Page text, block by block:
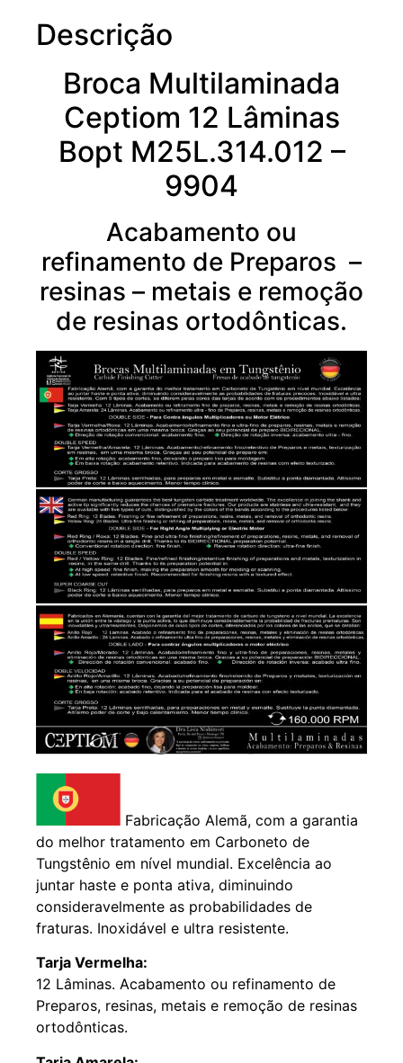
Descrição
Broca Multilaminada
Ceptiom 12 Lâminas
Bopt M25L.314.012 –
9904
Acabamento ou
refinamento de Preparos –
resinas – metais e remoção
de resinas ortodônticas.
Fabricação Alemã, com a garantia
do melhor tratamento em Carboneto de
Tungstênio em nível mundial. Excelência ao
juntar haste e ponta ativa, diminuindo
consideravelmente as probabilidades de
fraturas. Inoxidável e ultra resistente.
Tarja Vermelha:
12 Lâminas. Acabamento ou refinamento de
Preparos, resinas, metais e remoção de resinas
ortodônticas.